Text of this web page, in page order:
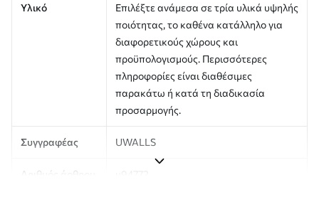
Υλικό
Επιλέξτε ανάμεσα σε τρία υλικά υψηλής
ποιότητας, το καθένα κατάλληλο για
διαφορετικούς χώρους και
προϋπολογισμούς. Περισσότερες
πληροφορίες είναι διαθέσιμες
παρακάτω ή κατά τη διαδικασία
προσαρμογής.
Συγγραφέας UWALLS
Αριθμός άρθρου